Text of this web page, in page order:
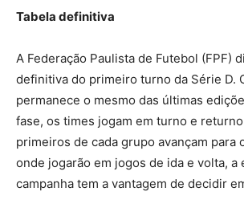
Tabela definitiva
A Federação Paulista de Futebol (FPF)
definitiva do primeiro turno da Série D.
permanece o mesmo das últimas
fase, os times jogam em turno e
primeiros de cada grupo avançam para
onde jogarão em jogos de ida e volta, a
campanha tem a vantagem de decidir